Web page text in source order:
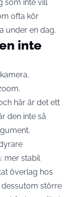
som inte vill
ofta kör
under en dag.
inte
här är det ett
den inte så
mer stabil
överlag hos
dessutom större